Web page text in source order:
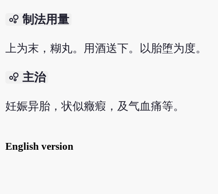
bubble_chart 制法用量
上为末，糊丸。用酒送下。以胎堕为度。
bubble_chart 主治
妊娠异胎，状似癥瘕，及气血痛等。
English version